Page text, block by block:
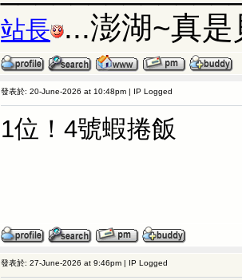
站長 ...澎湖~真
發表於: 20-June-2026 at 10:48pm | IP Logged
1位！4號蝦捲飯
發表於: 27-June-2026 at 9:46pm | IP Logged